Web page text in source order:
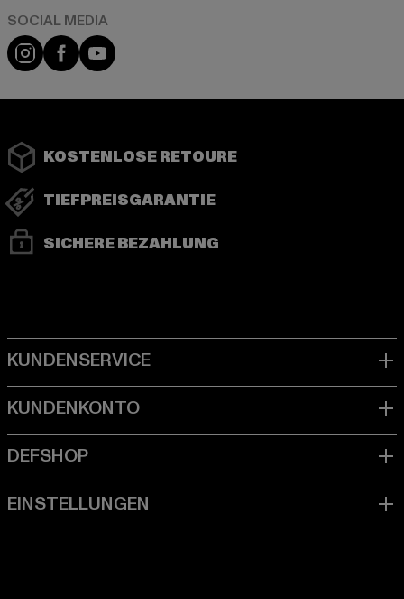
Instagram
FacebookYouTube
KOSTENLOSE RETOURE
TIEFPREISGARANTIE
SICHERE BEZAHLUNG